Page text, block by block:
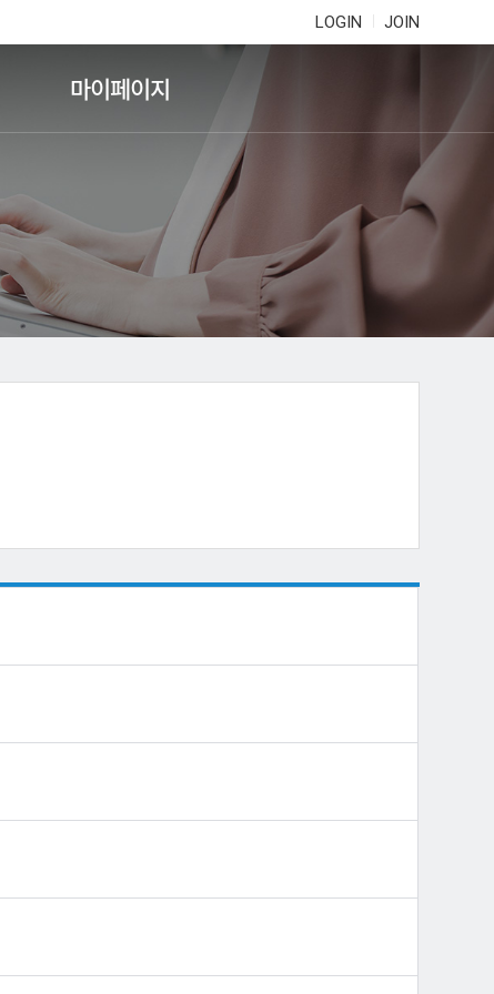
LOGIN JOIN
마이페이지